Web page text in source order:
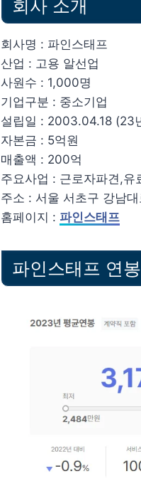
회사 소개
회사명 : 파인스태프
산업 : 고용 알선업
사원수 : 1,000명
기업구분 : 중소기업
설립일 : 2003.04.18 (23
자본금 : 5억원
매출액 : 200억
주요사업 : 근로자파견,유
주소 : 서울 서초구 강남
홈페이지 : 파인스태프
파인스태프 연